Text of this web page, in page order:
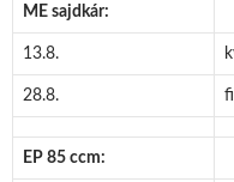
ME sajdkár:
13.8.
28.8.
EP 85 ccm: